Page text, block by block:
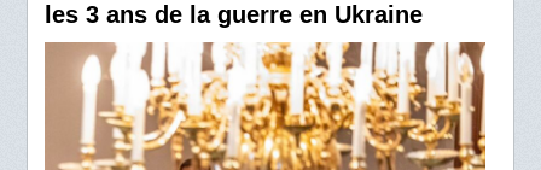
les 3 ans de la guerre en Ukraine